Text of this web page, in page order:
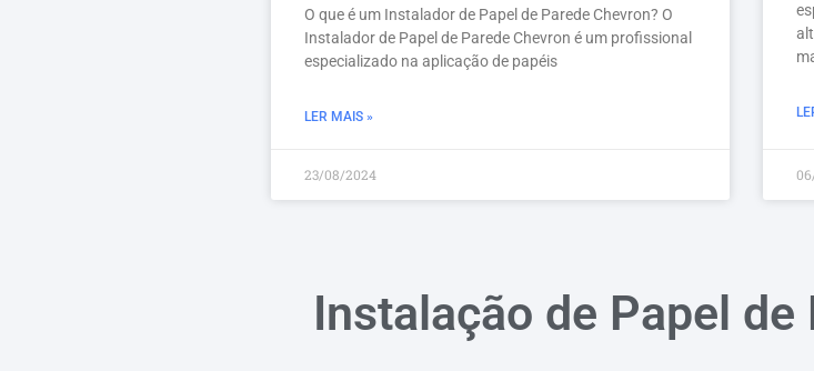
O que é um Instalador de Papel de Parede Chevron? O
Instalador de Papel de Parede Chevron é um profissional
especializado na aplicação de papéis
LER MAIS »
23/08/2024
Instalação de Papel de